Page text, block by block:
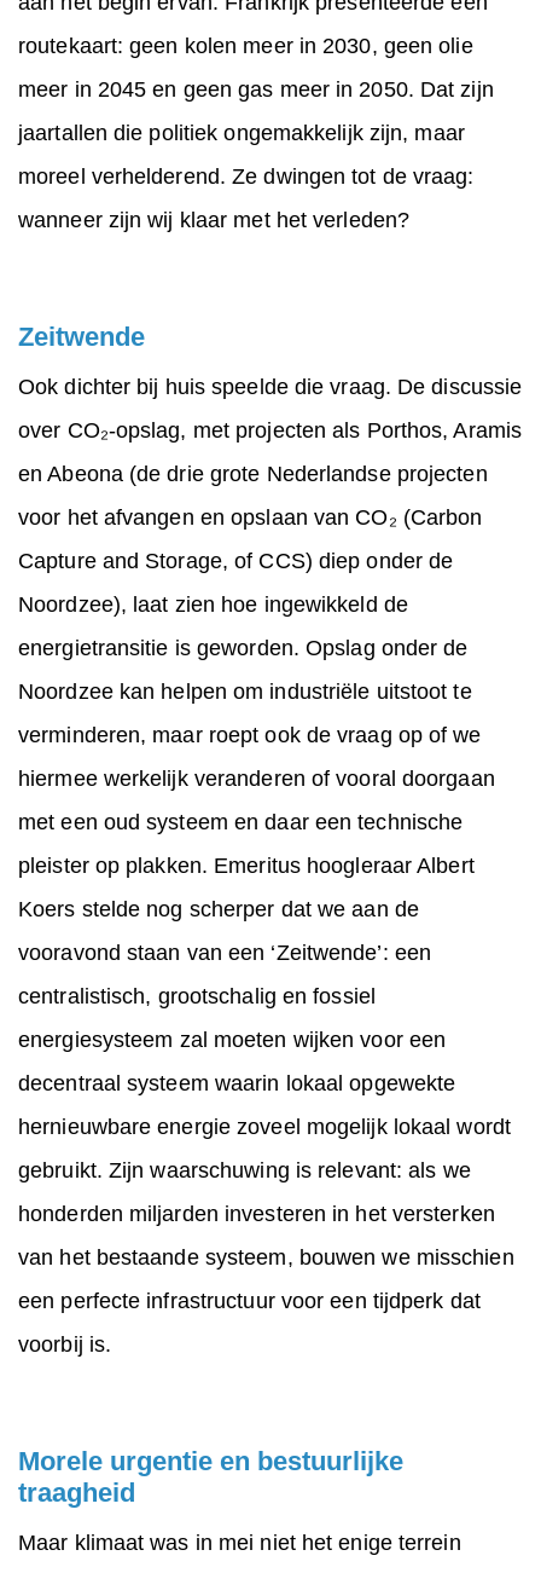
routekaart: geen kolen meer in 2030, geen olie
meer in 2045 en geen gas meer in 2050. Dat zijn
jaartallen die politiek ongemakkelijk zijn, maar
moreel verhelderend. Ze dwingen tot de vraag:
wanneer zijn wij klaar met het verleden?
Zeitwende
Ook dichter bij huis speelde die vraag. De discussie
over CO₂-opslag, met projecten als Porthos, Aramis
en Abeona (de drie grote Nederlandse projecten
voor het afvangen en opslaan van CO₂ (Carbon
Capture and Storage, of CCS) diep onder de
Noordzee), laat zien hoe ingewikkeld de
energietransitie is geworden. Opslag onder de
Noordzee kan helpen om industriële uitstoot te
verminderen, maar roept ook de vraag op of we
hiermee werkelijk veranderen of vooral doorgaan
met een oud systeem en daar een technische
pleister op plakken. Emeritus hoogleraar Albert
Koers stelde nog scherper dat we aan de
vooravond staan van een ‘Zeitwende’: een
centralistisch, grootschalig en fossiel
energiesysteem zal moeten wijken voor een
decentraal systeem waarin lokaal opgewekte
hernieuwbare energie zoveel mogelijk lokaal wordt
gebruikt. Zijn waarschuwing is relevant: als we
honderden miljarden investeren in het versterken
van het bestaande systeem, bouwen we misschien
een perfecte infrastructuur voor een tijdperk dat
voorbij is.
Morele urgentie en bestuurlijke
traagheid
Maar klimaat was in mei niet het enige terrein